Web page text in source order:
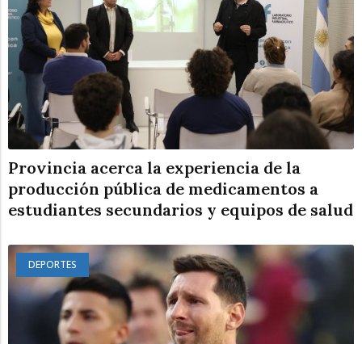
Provincia acerca la experiencia de la
producción pública de medicamentos a
estudiantes secundarios y equipos de salud
DEPORTES